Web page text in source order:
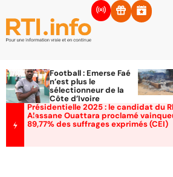
Football : Emerse Faé
n’est plus le
sélectionneur de la
Côte d’Ivoire
Présidentielle 2025 : le candidat du
Alassane Ouattara proclamé
89,77% des suffrages exprimés (CEI)